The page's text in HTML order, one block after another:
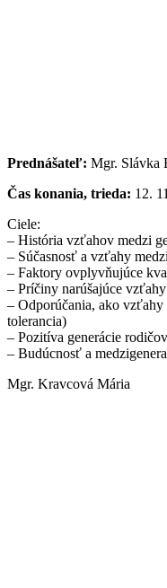
Prednášateľ: Mgr. Slávka
Čas konania, trieda: 12.
Ciele:
– História vzťahov medzi
– Súčasnosť a vzťahy
– Faktory ovplyvňujúce
– Príčiny narúšajúce
– Odporúčania, ako
tolerancia)
– Pozitíva generácie
– Budúcnosť a
Mgr. Kravcová Mária